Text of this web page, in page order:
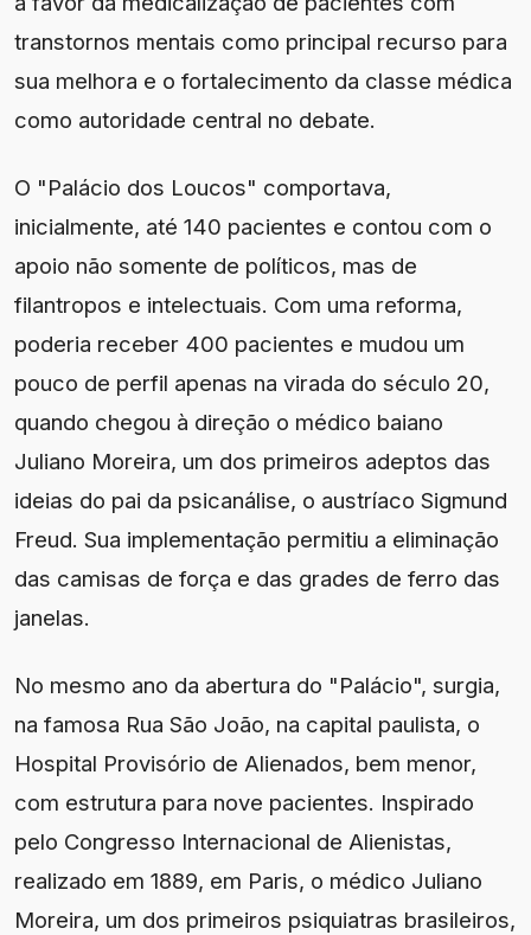
transtornos mentais como principal recurso para
sua melhora e o fortalecimento da classe médica
como autoridade central no debate.
O "Palácio dos Loucos" comportava,
inicialmente, até 140 pacientes e contou com o
apoio não somente de políticos, mas de
filantropos e intelectuais. Com uma reforma,
poderia receber 400 pacientes e mudou um
pouco de perfil apenas na virada do século 20,
quando chegou à direção o médico baiano
Juliano Moreira, um dos primeiros adeptos das
ideias do pai da psicanálise, o austríaco Sigmund
Freud. Sua implementação permitiu a eliminação
das camisas de força e das grades de ferro das
janelas.
No mesmo ano da abertura do "Palácio", surgia,
na famosa Rua São João, na capital paulista, o
Hospital Provisório de Alienados, bem menor,
com estrutura para nove pacientes. Inspirado
pelo Congresso Internacional de Alienistas,
realizado em 1889, em Paris, o médico Juliano
Moreira, um dos primeiros psiquiatras brasileiros,